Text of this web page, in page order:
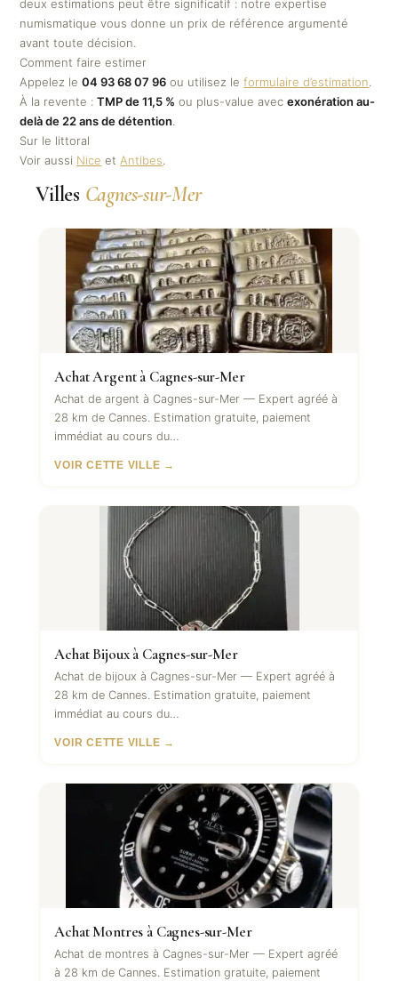
deux estimations peut être significatif : notre expertise
numismatique vous donne un prix de référence argumenté
avant toute décision.
Comment faire estimer
Appelez le04 93 68 07 96 ou utilisez leformulaire d’estimation.
À la revente :TMP de 11,5 % ou plus-value avecexonération au-
delà de 22 ans de détention.
Sur le littoral
Voir aussi Nice etAntibes.
Villes Cagnes-sur-Mer
Achat Argent à Cagnes-sur-Mer
Achat de argent à Cagnes-sur-Mer — Expert agréé à
28 km de Cannes. Estimation gratuite, paiement
immédiat au cours du…
VOIR CETTE VILLE →
Achat Bijoux à Cagnes-sur-Mer
Achat de bijoux à Cagnes-sur-Mer — Expert agréé à
28 km de Cannes. Estimation gratuite, paiement
immédiat au cours du…
VOIR CETTE VILLE →
Achat Montres à Cagnes-sur-Mer
Achat de montres à Cagnes-sur-Mer — Expert agréé
à 28 km de Cannes. Estimation gratuite, paiement